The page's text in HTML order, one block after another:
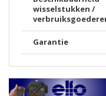
wisselstukken /
Garantie